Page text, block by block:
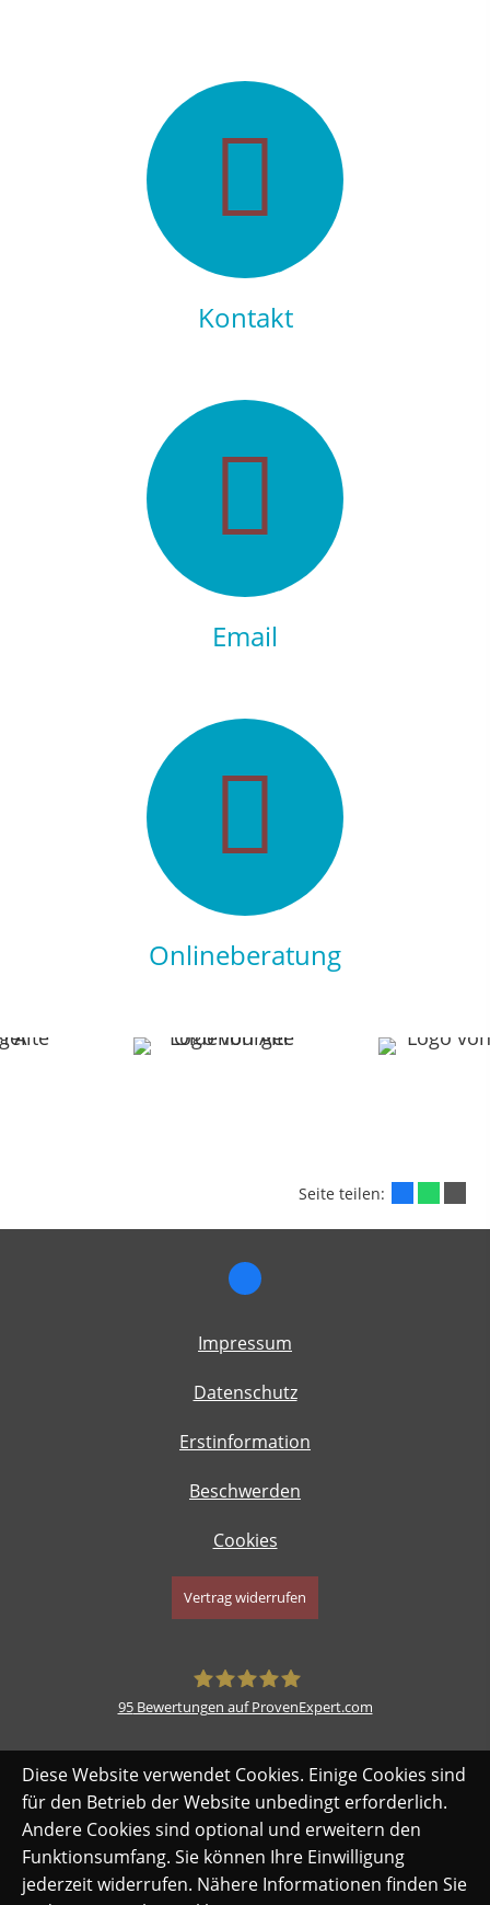
Kontakt
Email
Onlineberatung
Seite teilen:
Impressum
Datenschutz
Erstinformation
Beschwerden
Cookies
Vertrag widerrufen
safe-my-life.de
95Bewertungen auf ProvenExpert.com
Diese Website verwendet Cookies. Einige Cookies sind
für den Betrieb der Website unbedingt erforderlich.
Andere Cookies sind optional und erweitern den
Funktionsumfang. Sie können Ihre Einwilligung
jederzeit widerrufen. Nähere Informationen finden Sie